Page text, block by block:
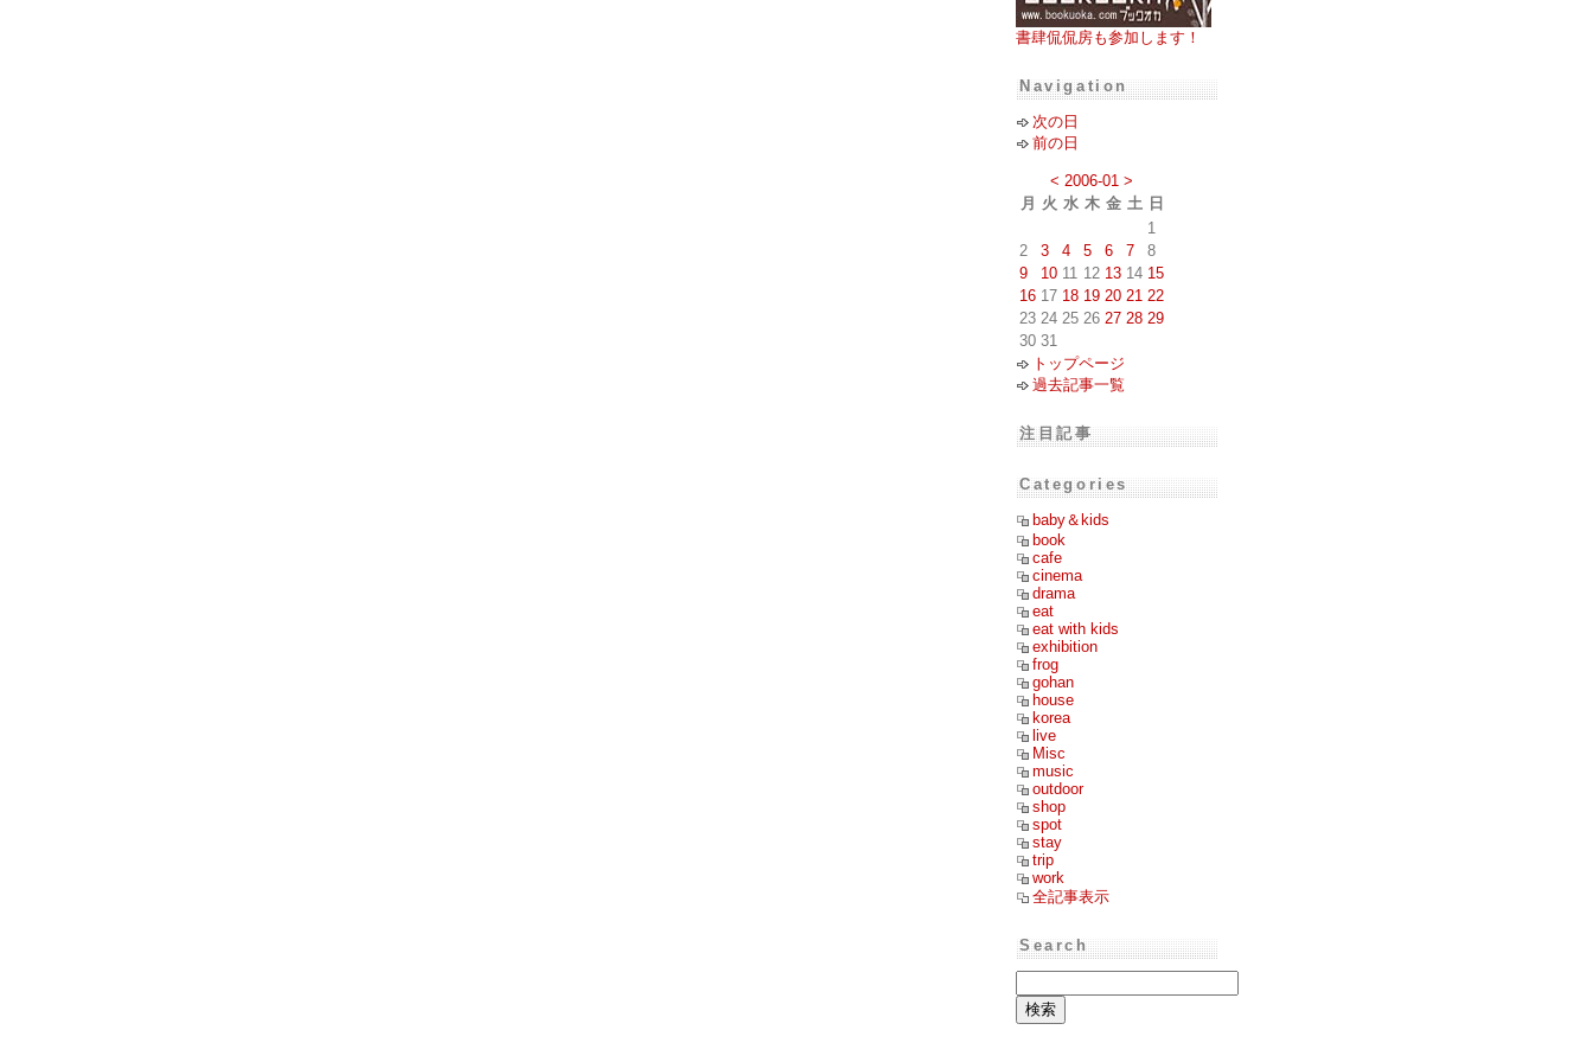
書肆侃侃房も参加します！
Navigation
次の日
前の日
< 2006-01 >
月
火 水 木 金 土 日
1
2
3 4 5 6 7
8
9
10 11 12 13 14 15
16 17 18 19 20 21 22
23 24 25 26 27 28 29
30 31
トップページ
過去記事一覧
注目記事
Categories
baby＆kids
book
cafe
cinema
drama
eat
eat with kids
exhibition
frog
gohan
house
korea
live
Misc
music
outdoor
shop
spot
stay
trip
work
全記事表示
Search